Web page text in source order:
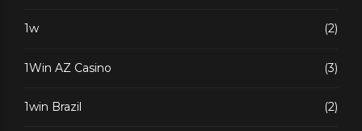
1w (2)
1Win AZ Casino (3)
1win Brazil (2)